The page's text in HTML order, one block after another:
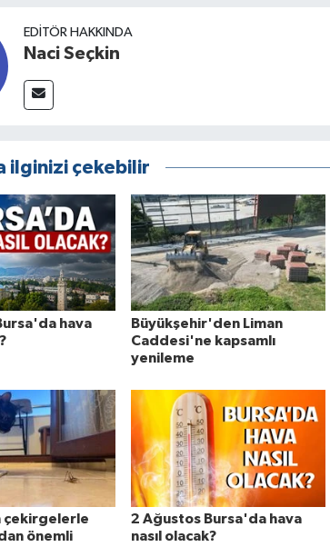
EDITÖR HAKKINDA
Naci Seçkin
ilginizi çekebilir
hava
Büyükşehir'den Liman
Caddesi'ne kapsamlı
yenileme
çekirgelerle
önemli
2 Ağustos Bursa'da hava
nasıl olacak?